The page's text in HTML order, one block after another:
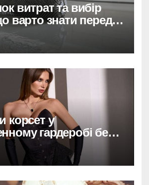
витрат та вибір
варто знати перед
наливну підлогу
корсет у
гардеробі без
театральності